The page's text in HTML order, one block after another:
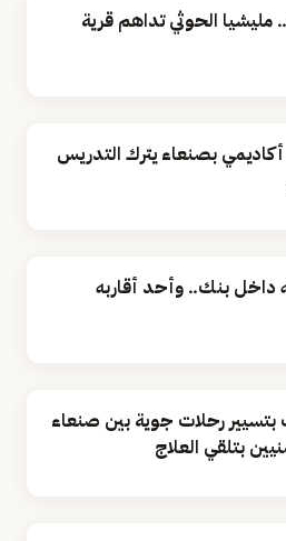
مليشيا الحوثي تداهم قرية
بصنعاء يترك التدريس
داخل بنك.. وأحد أقاربه
بتسيير رحلات جوية بين صنعاء
بتلقي العلاج